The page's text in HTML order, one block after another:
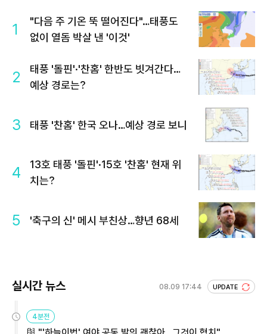
1
"다음 주 기온 뚝 떨어진다"…태풍도
없이 열돔 박살 낸 '이것'
2
태풍 '돌핀'·'찬홈' 한반도 빗겨간다…
예상 경로는?
3 태풍 '찬홈' 한국 오나…예상 경로 보니
4
13호 태풍 '돌핀'·15호 '찬홈' 현재 위
치는?
5 '축구의 신' 메시 부친상…향년 68세
실시간 뉴스 08.09 17:44 UPDATE
4분전